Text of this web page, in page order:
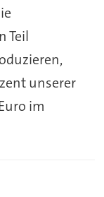
Teil
unserer
im